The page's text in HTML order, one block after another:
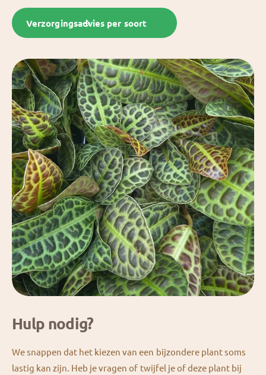
Verzorgingsadvies per soort
Hulp nodig?
We snappen dat het kiezen van een bijzondere plant soms
lastig kan zijn. Heb je vragen of twijfel je of deze plant bij